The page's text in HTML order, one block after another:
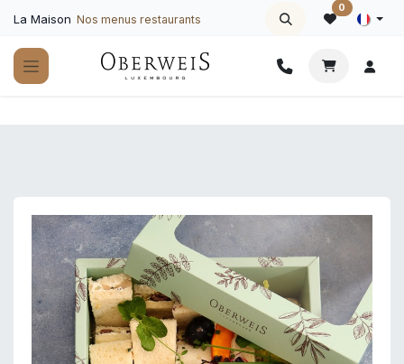
La Maison Nos menus restaurants
0